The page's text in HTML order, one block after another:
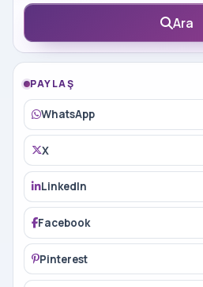
Ara
PAYLAŞ
WhatsApp
X
LinkedIn
Facebook
Pinterest